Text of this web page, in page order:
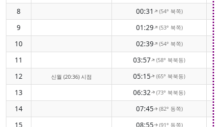
8
00:31↑(54° 북쪽)
9 01:29↑(53° 북쪽)
10 02:39↑(54° 북쪽)
11 03:57↑(58° 북북동)
12 신월 (20:36) 시점 05:15↑(65° 북북동)
13 06:32↑(73° 북북동)
14 07:45↑(82° 동쪽)
15 08:55↑ (91° 동쪽)